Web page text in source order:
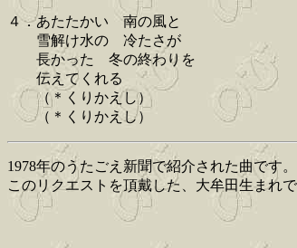
４．あたたかい 南の風と
雪解け水の 冷たさが
長かった 冬の終わりを
伝えてくれる
（＊くりかえし）
（＊くりかえし）
1978年のうたごえ新聞で紹介された曲です
このリクエストを頂戴した、大牟田生まれ